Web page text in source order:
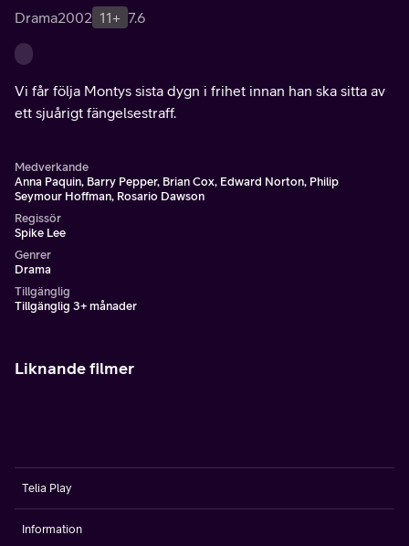
Drama2002 11+ 7.6
Vi får följa Montys sista dygn i frihet innan han ska sitta av
ett sjuårigt fängelsestraff.
Medverkande
Anna Paquin, Barry Pepper, Brian Cox, Edward Norton, Philip
Seymour Hoffman, Rosario Dawson
Regissör
Spike Lee
Genrer
Drama
Tillgänglig
Tillgänglig 3+ månader
Liknande filmer
Telia Play
Information